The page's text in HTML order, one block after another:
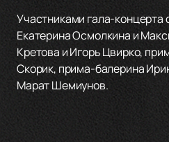
Участниками гала-концерта
Екатерина Осмолкина и
Кретова и Игорь Цвирко,
Скорик, прима-балерина
Марат Шемиунов.